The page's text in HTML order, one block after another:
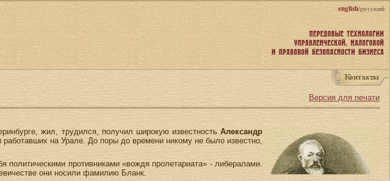
english/русский
Версия для печати
жил, трудился, получил широкую известность Александр
на Урале. До поры до времени никому не было известно,
противниками «вождя пролетариата» - либералами.
они носили фамилию Бланк.